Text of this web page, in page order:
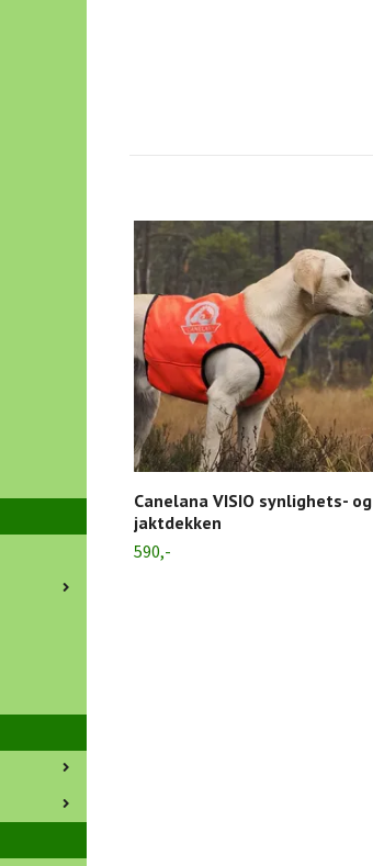
Canelana VISIO synlighets- og
jaktdekken
590,-